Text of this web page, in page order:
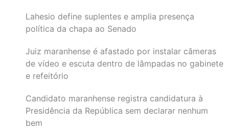
Lahesio define suplentes e amplia presença
política da chapa ao Senado
Juiz maranhense é afastado por instalar câmeras
de vídeo e escuta dentro de lâmpadas no gabinete
e refeitório
Candidato maranhense registra candidatura à
Presidência da República sem declarar nenhum
bem